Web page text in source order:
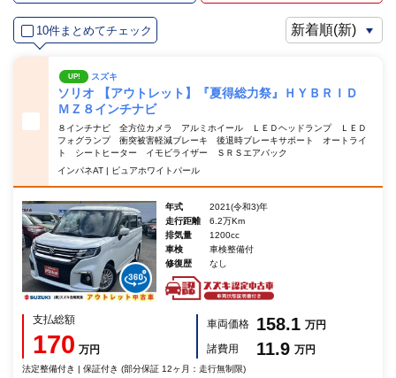
10件まとめてチェック
UP! スズキ
ソリオ 【アウトレット】『夏得総力祭』ＨＹＢＲＩＤ
ＭＺ８インチナビ
８インチナビ 全方位カメラ アルミホイール ＬＥＤヘッドランプ ＬＥＤ
フォグランプ 衝突被害軽減ブレーキ 後退時ブレーキサポート オートライ
ト シートヒーター イモビライザー ＳＲＳエアバック
インパネAT | ピュアホワイトパール
年式
2021(令和3)年
走行距離
6.2万Km
排気量
1200cc
車検
車検整備付
修復歴
なし
支払総額
170 万円
車両価格 158.1 万円
諸費用
11.9 万円
法定整備付き | 保証付き (部分保証 12ヶ月：走行無制限)